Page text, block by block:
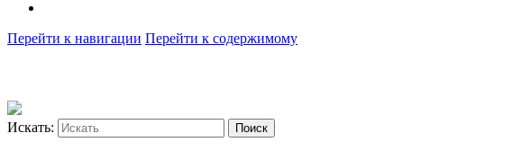
Перейти к навигации Перейти к содержимому
Искать: